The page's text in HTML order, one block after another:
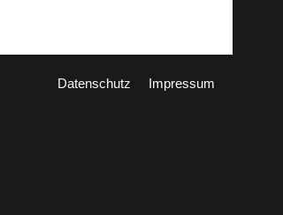
Datenschutz Impressum